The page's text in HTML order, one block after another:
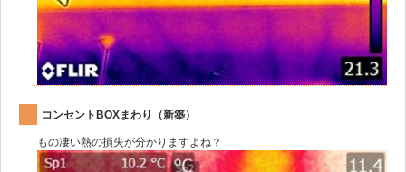
コンセントBOXまわり（新築）
もの凄い熱の損失が分かりますよね？